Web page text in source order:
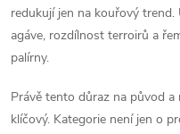
redukují jen na kouřový
agáve, rozdílnost terroirů a
palírny.
Právě tento důraz na původ
klíčový. Kategorie není jen o